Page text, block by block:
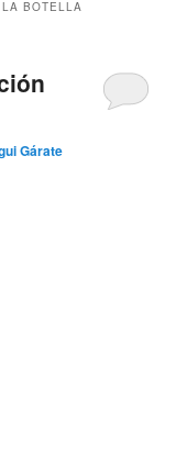
BOTELLA
Gárate